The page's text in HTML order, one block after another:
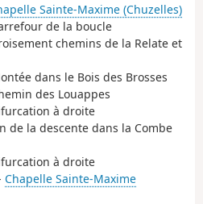
Sainte-Maxime (Chuzelles)
de la boucle
chemins de la Relate et
dans le Bois des Brosses
des Louappes
à droite
de la descente dans la Combe
à droite
Chapelle Sainte-Maxime